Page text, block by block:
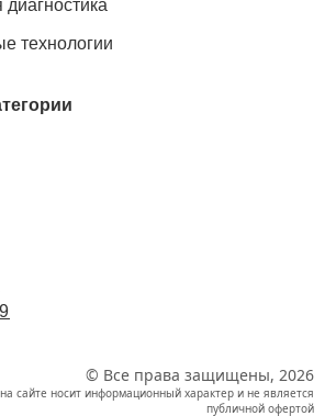
технологии
© Все права защищены, 2026
сайте носит информационный характер и не является
публичной офертой